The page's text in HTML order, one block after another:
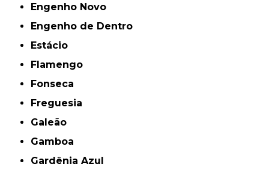
Engenho Novo
Engenho de Dentro
Estácio
Flamengo
Fonseca
Freguesia
Galeão
Gamboa
Gardênia Azul